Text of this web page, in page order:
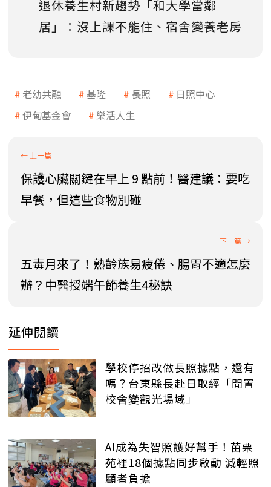
退休養生村新趨勢「和大學當鄰
居」：沒上課不能住、宿舍變養老房
老幼共融 基隆 長照
日照中心
伊甸基金會
樂活人生
保護心臟關鍵在早上 9 點前！醫建議：要吃
早餐，但這些食物別碰
五毒月來了！熟齡族易疲倦、腸胃不適怎麼
辦？中醫授端午節養生4秘訣
延伸閱讀
學校停招改做長照據點，還有
嗎？台東縣長赴日取經「閒置
校舍變觀光場域」
AI成為失智照護好幫手！苗栗
苑裡18個據點同步啟動 減輕照
顧者負擔